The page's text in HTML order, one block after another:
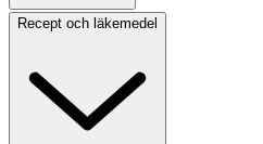
Recept och läkemedel